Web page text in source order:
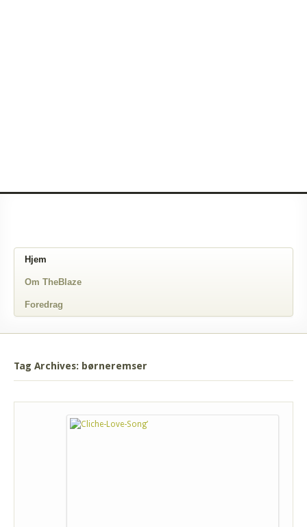
Hjem
Om TheBlaze
Foredrag
Tag Archives: børneremser